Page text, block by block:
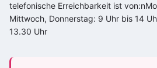
telefonische Erreichbarkeit ist
Mittwoch, Donnerstag: 9 Uhr bis 14
13.30 Uhr